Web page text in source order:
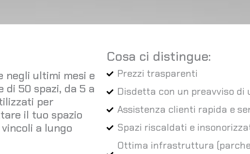
negli ultimi mesi e
di 50 spazi, da 5 a
per
il tuo spazio
a lungo
Cosa ci distingue:
Prezzi trasparenti
Disdetta con un preavviso di
Assistenza clienti rapida e
Spazi riscaldati e
Ottima infrastruttura